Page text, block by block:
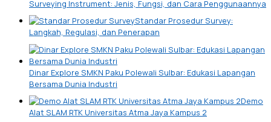
Surveying Instrument: Jenis, Fungsi, dan Cara Penggunaannya
Standar Prosedur Survey:
Langkah, Regulasi, dan Penerapan
Dinar Explore SMKN Paku Polewali Sulbar: Edukasi Lapangan
Bersama Dunia Industri
Demo
Alat SLAM RTK Universitas Atma Jaya Kampus 2